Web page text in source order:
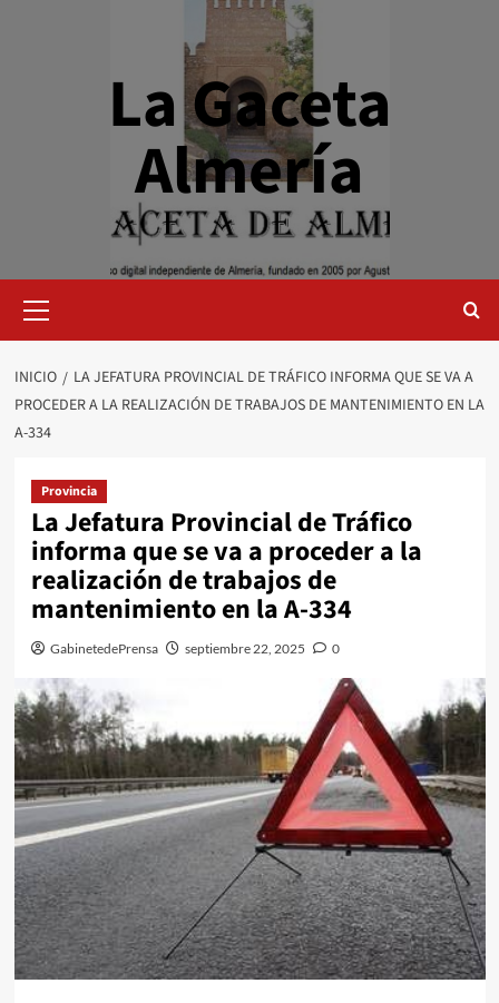
La Gaceta
Almería
primario
INICIO
LA JEFATURA PROVINCIAL DE TRÁFICO INFORMA QUE SE VA A
PROCEDER A LA REALIZACIÓN DE TRABAJOS DE MANTENIMIENTO EN LA
A-334
Provincia
La Jefatura Provincial de Tráfico
informa que se va a proceder a la
realización de trabajos de
mantenimiento en la A-334
GabinetedePrensa septiembre 22, 2025 0